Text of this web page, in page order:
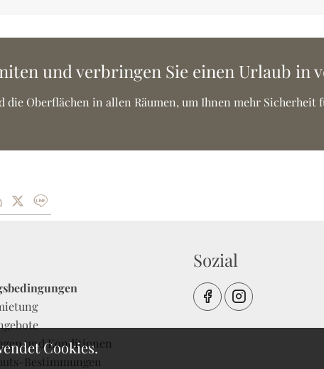
und verbringen Sie einen Urlaub in
Oberflächen in allen Räumen, um Ihnen mehr Sicherheit
und Konditionen
Bestimmungen
Sozial
Cookies.